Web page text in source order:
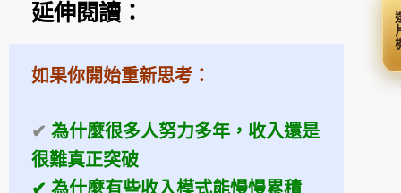
延伸閱讀：
如果你開始重新思考：
✔ 為什麼很多人努力多年，收入還是
很難真正突破
✔ 為什麼有些收入模式能慢慢累積
選